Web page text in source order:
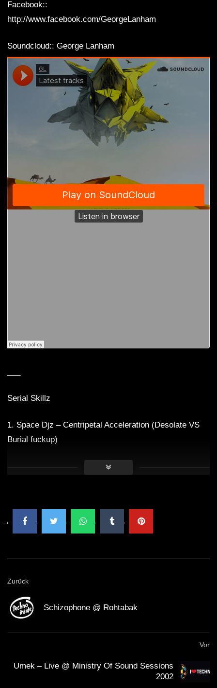
Facebook::
http://www.facebook.com/GeorgeLanham
Soundcloud:: George Lanham
Serial Skillz
1. Space Djz – Centripetal Acceleration (Desolate VS
Burial fuckup)
2. Reeko and Gennaro Le Fos – The Gravedigger.. His
3. 2Loud – The Machinist (Darpa Remix)
4. Matt Busse & Unofficial – creep vision
5. Klinika – We Fuck Your Brain
7. Virgil Enzinger & Submerge – Black Blade (Mike
9. Static Sense – Cracked Floor (MicRoCheep & Mollo
Zurück
Schizophone @ Rohtabak
Vor
Umek – Live @ Ministry Of Sound Sessions
2002